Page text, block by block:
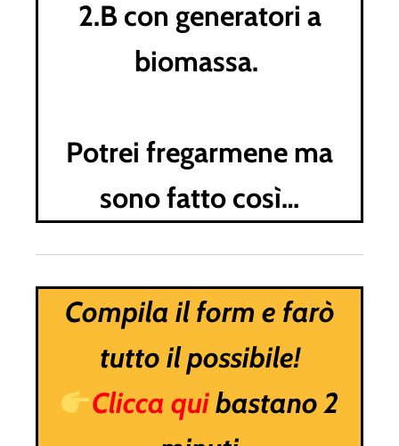
2.B con generatori a
biomassa.
Potrei fregarmene ma
sono fatto così…
Compila il form e farò
tutto il possibile!
Clicca quibastano 2